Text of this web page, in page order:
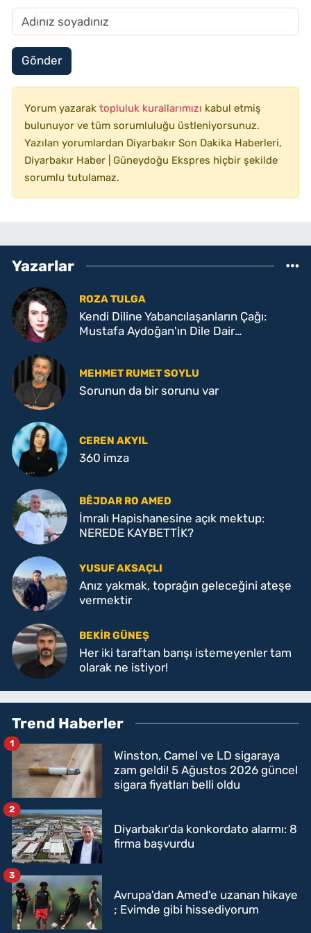
Gönder
Yorum yazarak topluluk kurallarımızı kabul etmiş
bulunuyor ve tüm sorumluluğu üstleniyorsunuz.
Yazılan yorumlardan Diyarbakır Son Dakika Haberleri,
Diyarbakır Haber | Güneydoğu Ekspres hiçbir şekilde
sorumlu tutulamaz.
Yazarlar
ROZA TULGA
Kendi Diline Yabancılaşanların Çağı:
Mustafa Aydoğan'ın Dile Dair
MEHMET RUMET SOYLU
Sorunun da bir sorunu var
CEREN AKYIL
360 imza
BÊJDAR RO AMED
İmralı Hapishanesine açık mektup:
NEREDE KAYBETTİK?
YUSUF AKSAÇLI
Anız yakmak, toprağın geleceğini ateşe
vermektir
BEKIR GÜNEŞ
Her iki taraftan barışı istemeyenler tam
olarak ne istiyor!
Trend Haberler
Winston, Camel ve LD sigaraya
zam geldi! 5 Ağustos 2026 güncel
sigara fiyatları belli oldu
1
Diyarbakır'da konkordato alarmı: 8
firma başvurdu
2
Avrupa'dan Amed'e uzanan hikaye
; Evimde gibi hissediyorum
3